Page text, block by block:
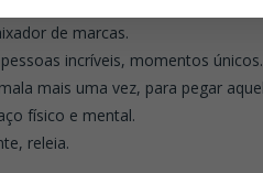
de marcas.
incríveis, momentos únicos.
mais uma vez, para pegar
físico e mental.
releia.